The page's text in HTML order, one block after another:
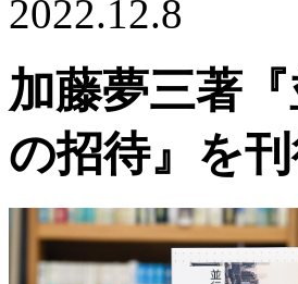
2022.12.8
加藤夢三著
の招待』を